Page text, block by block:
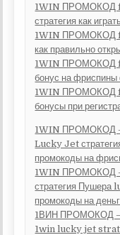
1WIN ПРОМОКОД
стратегия как
1WIN ПРОМОКОД
как правильно
1WIN ПРОМОКОД
бонус на фриспины
1WIN ПРОМОКОД
бонусы при
1WIN ПРОМОКОД –
Lucky Jet
промокоды на
1WIN ПРОМОКОД –
стратегия Пушера
промокоды на
1ВИН ПРОМОКОД –
1win lucky jet